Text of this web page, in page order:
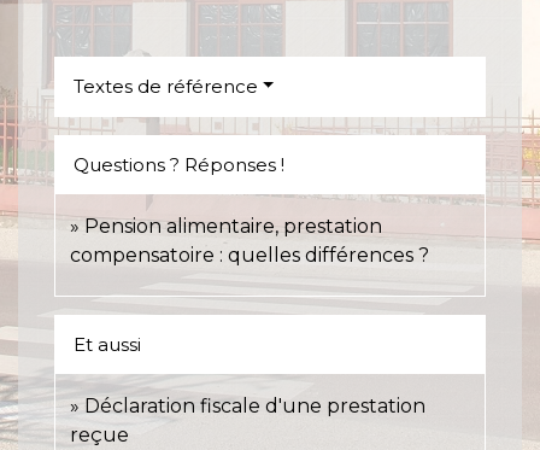
Textes de référence
Questions ? Réponses !
Pension alimentaire, prestation
compensatoire : quelles différences ?
Et aussi
Déclaration fiscale d'une prestation
reçue